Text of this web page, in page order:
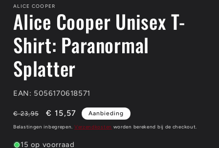
openen
modaal
ALICE COOPER
Alice Cooper Unisex T-
Shirt: Paranormal
Splatter
EAN: 5056170618571
Normale
prijs
€ 23,95 Aanbiedingsprijs
€ 15,57 Aanbieding
Belastingen inbegrepen. Verzendkosten worden berekend bij de checkout.
15 op voorraad